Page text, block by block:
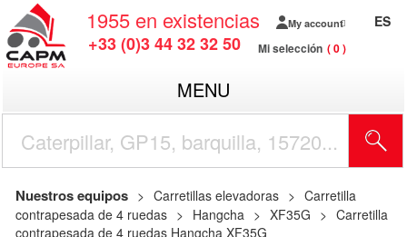
1955 en existencias
+33 (0)3 44 32 32 50
My account
Mi selección 0
ES
MENU
Nuestros equipos Carretillas elevadoras
Carretilla
contrapesada de 4 ruedas
Hangcha XF35G
Carretilla
contrapesada de 4 ruedas Hangcha XF35G